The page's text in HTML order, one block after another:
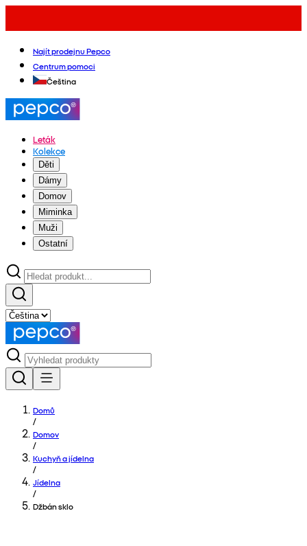
Najít prodejnu Pepco
Centrum pomoci
Čeština
Leták
Kolekce
Děti
Dámy
Domov
Miminka
Muži
Ostatní
Domů
/
Domov
/
Kuchyň a jídelna
/
Jídelna
/
Džbán sklo